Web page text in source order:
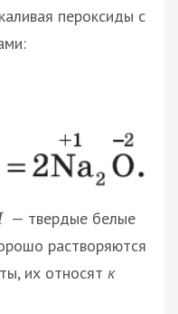
пероксиды с
— твердые белые
растворяются
их относят к